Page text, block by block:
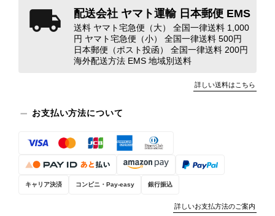
観の印象だけで商品の状態全体を判断
しないためです。また、確認できた汚
れやダメージは、写真や商品説明に反
映しております。 ご不快な思いをさ
れた中で、率直なご意見をお寄せいた
今回のご指摘を重く受け止め、まずは
きます。 掲載内容では分からない状
時の見落としとして真摯に受け止め、
検品方法と状態の伝え方を改めて見直
し、全スタッフで共有してまいりま
す。 オンラインでも安心して商品を
態確認とご案内に努めてまいります。
配送会社 ヤマト運輸 日本郵便 EMS
送料 ヤマト宅急便（大） 全国一律送料 1,000
円 ヤマト宅急便（小） 全国一律送料 500円
日本郵便（ポスト投函） 全国一律送料 200円
海外配送方法 EMS 地域別送料
詳しい送料はこちら
お支払い方法について
キャリア決済 コンビニ・Pay-easy 銀行振込
詳しいお支払方法のご案内